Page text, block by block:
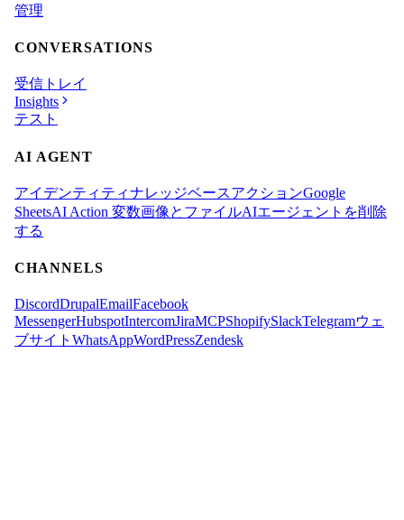
管理
CONVERSATIONS
受信トレイ
Insights
テスト
AI AGENT
アイデンティティナレッジベースアクションGoogle
SheetsAI Action 変数画像とファイルAIエージェントを削除
する
CHANNELS
DiscordDrupalEmailFacebook
MessengerHubspotIntercomJiraMCPShopifySlackTelegramウェ
ブサイト WhatsAppWordPressZendesk